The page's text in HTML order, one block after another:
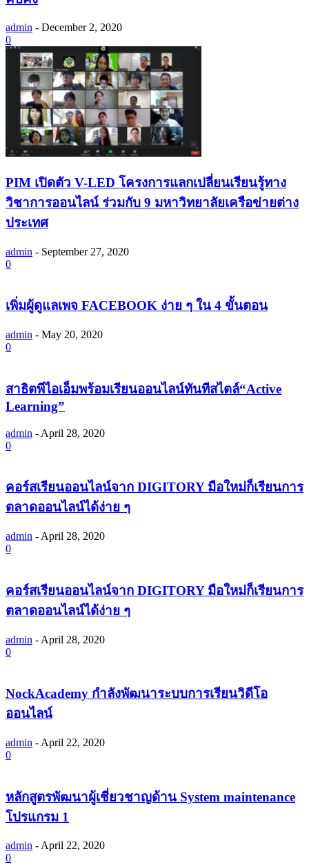
admin - December 2, 2020
0
PIM เปิดตัว V-LED โครงการแลกเปลี่ยนเรียนรู้ทาง
วิชาการออนไลน์ ร่วมกับ 9 มหาวิทยาลัยเครือข่ายต่าง
ประเทศ
admin - September 27, 2020
0
เพิ่มผู้ดูแลเพจ FACEBOOK ง่าย ๆ ใน 4 ขั้นตอน
admin - May 20, 2020
0
สาธิตพีไอเอ็มพร้อมเรียนออนไลน์ทันทีสไตล์“Active
Learning”
admin - April 28, 2020
0
คอร์สเรียนออนไลน์จาก DIGITORY มือใหม่ก็เรียนการ
ตลาดออนไลน์ได้ง่าย ๆ
admin - April 28, 2020
0
คอร์สเรียนออนไลน์จาก DIGITORY มือใหม่ก็เรียนการ
ตลาดออนไลน์ได้ง่าย ๆ
admin - April 28, 2020
0
NockAcademy กำลังพัฒนาระบบการเรียนวิดีโอ
ออนไลน์
admin - April 22, 2020
0
หลักสูตรพัฒนาผู้เชี่ยวชาญด้าน System maintenance
โปรแกรม 1
admin - April 22, 2020
0